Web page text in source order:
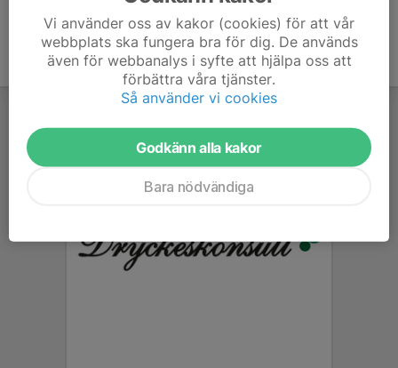
Vi använder oss av kakor (cookies) för att vår
webbplats ska fungera bra för dig. De används
även för webbanalys i syfte att hjälpa oss att
förbättra våra tjänster.
Så använder vi cookies
Godkänn alla kakor
Bara nödvändiga